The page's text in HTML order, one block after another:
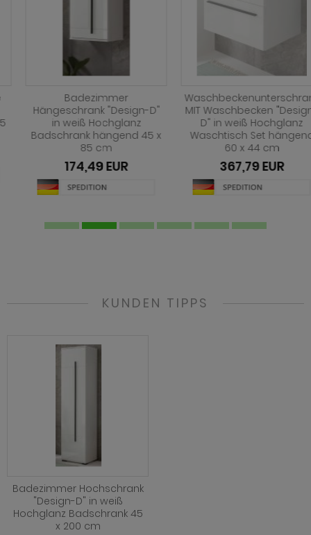
Badezimmer
Hängeschrank "Design-D"
in weiß Hochglanz
Badschrank hängend 45 x
85 cm
174,49 EUR
Waschbeckenunterschrank
MIT Waschbecken "Design-
D" in weiß Hochglanz
Waschtisch Set hängend
60 x 44 cm
367,79 EUR
KUNDEN TIPPS
Badezimmer Hochschrank
"Design-D" in weiß
Hochglanz Badschrank 45
x 200 cm